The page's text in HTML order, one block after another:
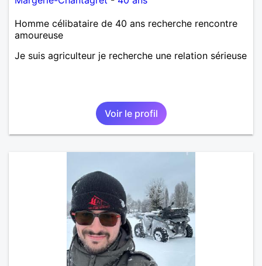
Homme célibataire de 40 ans recherche rencontre
amoureuse
Je suis agriculteur je recherche une relation sérieuse
Voir le profil